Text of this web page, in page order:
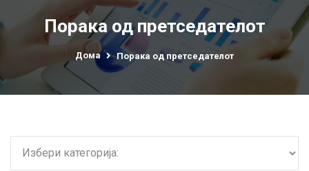
Порака од претседателот
Дома Порака од претседателот